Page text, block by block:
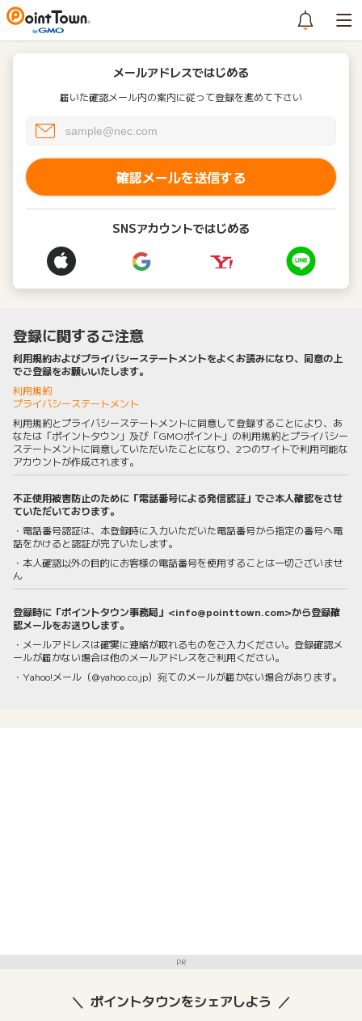
メールアドレスではじめる
届いた確認メール内の案内に従って登録を進めて下さい
確認メールを送信する
SNSアカウントではじめる
登録に関するご注意
利用規約およびプライバシーステートメントをよくお読みになり、同意の上
でご登録をお願いいたします。
利用規約
プライバシーステートメント
利用規約とプライバシーステートメントに同意して登録することにより、あ
なたは「ポイントタウン」及び「GMOポイント」の利用規約とプライバシー
ステートメントに同意していただいたことになり、2つのサイトで利用可能な
アカウントが作成されます。
不正使用被害防止のために「電話番号による発信認証」でご本人確認をさせ
ていただいております。
・電話番号認証は、本登録時に入力いただいた電話番号から指定の番号へ電
話をかけると認証が完了いたします。
・本人確認以外の目的にお客様の電話番号を使用することは一切ございませ
ん
登録時に「ポイントタウン事務局」<info@pointtown.com>から登録確
認メールをお送りします。
・メールアドレスは確実に連絡が取れるものをご入力ください。登録確認メ
ールが届かない場合は他のメールアドレスをご利用ください。
・Yahoo!メール（@yahoo.co.jp）宛てのメールが届かない場合があります。
PR
ポイントタウンをシェアしよう